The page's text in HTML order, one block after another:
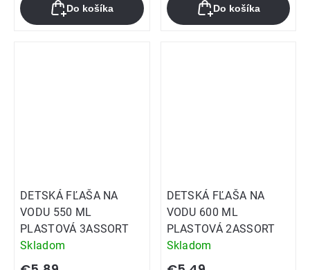
Do košíka Do košíka
DETSKÁ FĽAŠA NA
VODU 550 ML
PLASTOVÁ 3ASSORT
Skladom
DETSKÁ FĽAŠA NA
VODU 600 ML
PLASTOVÁ 2ASSORT
Skladom